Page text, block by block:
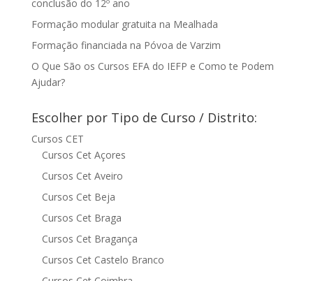
conclusão do 12º ano
Formação modular gratuita na Mealhada
Formação financiada na Póvoa de Varzim
O Que São os Cursos EFA do IEFP e Como te Podem
Ajudar?
Escolher por Tipo de Curso / Distrito:
Cursos CET
Cursos Cet Açores
Cursos Cet Aveiro
Cursos Cet Beja
Cursos Cet Braga
Cursos Cet Bragança
Cursos Cet Castelo Branco